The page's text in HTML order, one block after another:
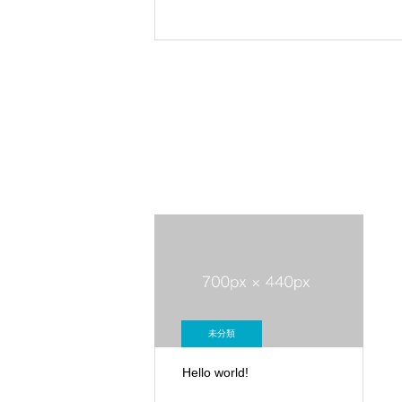
未分類
Hello world!